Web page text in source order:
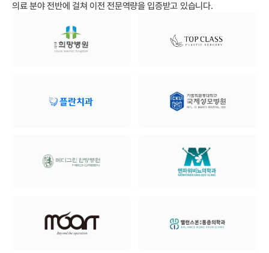
의료 분야 전반에 걸쳐 이전 전문역량을 입증받고 있습니다.